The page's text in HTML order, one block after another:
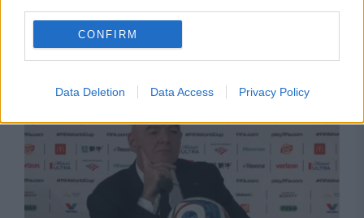
CONFIRM
Data Deletion Data Access Privacy Policy
menținerea centralelor pe cărbune. Critici la
adresa lui Bolojan